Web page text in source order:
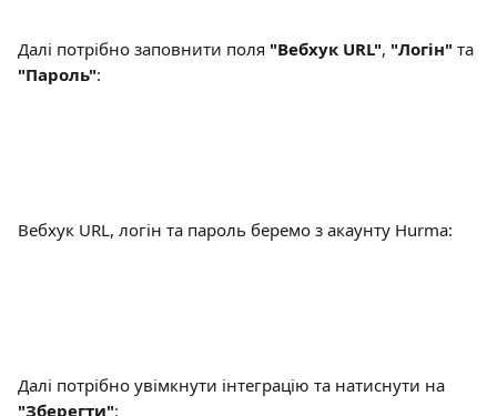
Далі потрібно заповнити поля "Вебхук URL", "Логін" та
"Пароль":
Вебхук URL, логін та пароль беремо з акаунту Hurma:
Далі потрібно увімкнути інтеграцію та натиснути на
"Зберегти":